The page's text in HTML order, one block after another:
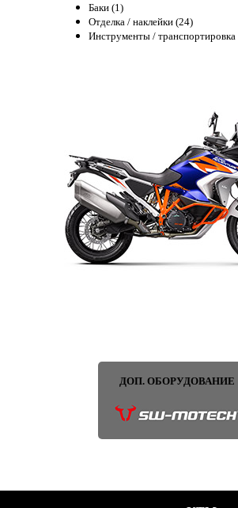
Баки (1)
Отделка / наклейки (24)
Инструменты / транспортировка
ДОП. ОБОРУДОВАНИЕ